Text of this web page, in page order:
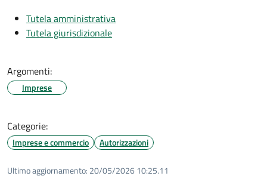
Tutela amministrativa
Tutela giurisdizionale
Argomenti:
Imprese
Categorie:
Imprese e commercio Autorizzazioni
Ultimo aggiornamento: 20/05/2026 10:25.11